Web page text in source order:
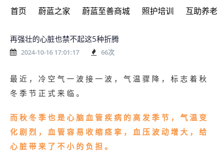
首页 蔚蓝之家 蔚蓝至善商城 照护培训 互助养老
再强壮的心脏也禁不起这5种折腾
2024-10-16 17:01:17 66次
最近，冷空气一波接一波，气温骤降，标志着秋
冬季节正式来临。
而秋冬季也是心脑血管疾病的高发季节，气温变
化剧烈，血管容易收缩痉挛，血压波动增大，给
心脏带来了不小的负担。